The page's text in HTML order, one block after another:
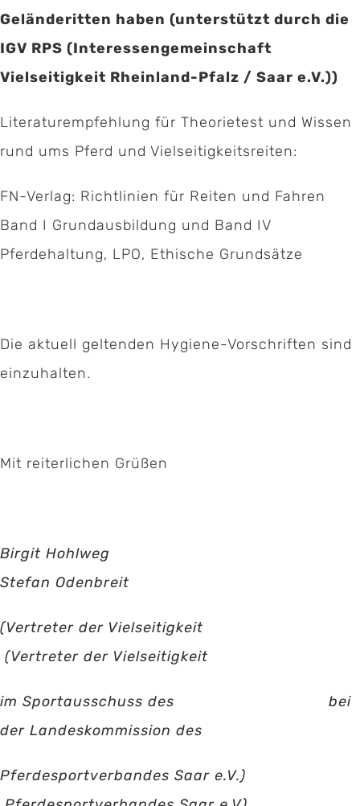
Geländeritten haben (unterstützt durch die
IGV RPS (Interessengemeinschaft
Vielseitigkeit Rheinland-Pfalz / Saar e.V.))
Literaturempfehlung für Theorietest und Wissen
rund ums Pferd und Vielseitigkeitsreiten:
FN-Verlag: Richtlinien für Reiten und Fahren
Band I Grundausbildung und Band IV
Pferdehaltung, LPO, Ethische Grundsätze
Die aktuell geltenden Hygiene-Vorschriften sind
einzuhalten.
Mit reiterlichen Grüßen
Birgit Hohlweg
Stefan Odenbreit
(Vertreter der Vielseitigkeit
(Vertreter der Vielseitigkeit
im Sportausschuss des bei
der Landeskommission des
Pferdesportverbandes Saar e.V.)
Geschäftsstelle Pferdesportverband Saar e.V.
66123 Saarbrücken